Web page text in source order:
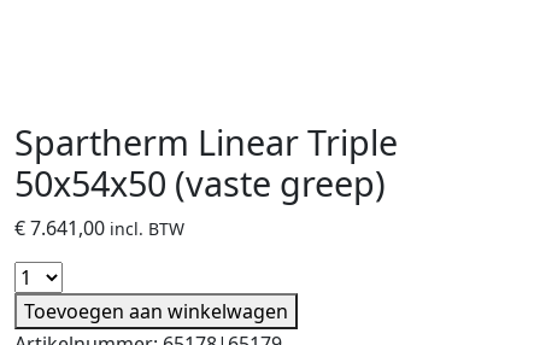
Spartherm Linear Triple
50x54x50 (vaste greep)
€7.641,00 incl. BTW
Toevoegen aan winkelwagen